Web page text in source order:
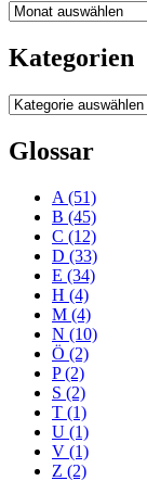
Blogarchiv
Kategorien
Kategorien
Glossar
A (51)
B (45)
C (12)
D (33)
E (34)
H (4)
M (4)
N (10)
Ö (2)
P(2)
S (2)
T (1)
U (1)
V (1)
Z (2)